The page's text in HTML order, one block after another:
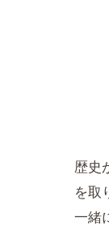
歴史
を取
一緒